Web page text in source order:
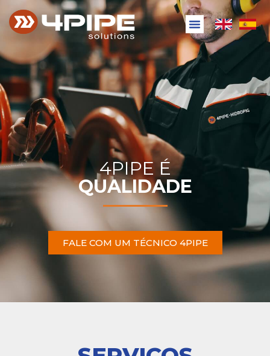
4PIPE É
QUALIDADE
FALE COM UM TÉCNICO 4PIPE